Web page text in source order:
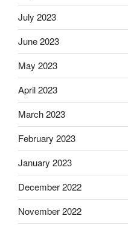
July 2023
June 2023
May 2023
April 2023
March 2023
February 2023
January 2023
December 2022
November 2022